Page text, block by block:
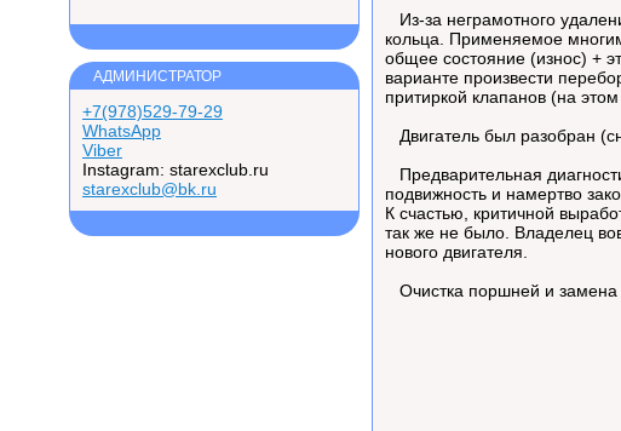
АДМИНИСТРАТОР
+7(978)529-79-29
WhatsApp
Viber
Instagram: starexclub.ru
starexclub@bk.ru
Из-за неграмотного
кольца. Применяемое
общее состояние (износ) +
варианте произвести
притиркой клапанов (на
Двигатель был разобран
Предварительная
подвижность и намертво
К счастью, критичной
так же не было. Владелец
нового двигателя.
Очистка поршней и замена